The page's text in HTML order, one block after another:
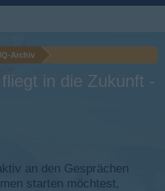
Archiv
in die Zukunft -
an den Gesprächen
starten möchtest,